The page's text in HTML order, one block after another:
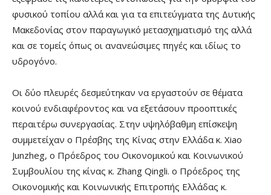
φυσικού τοπίου αλλά και για τα επιτεύγματα της Δυτικής
Μακεδονίας στον παραγωγικό μετασχηματισμό της αλλά
και σε τομείς όπως οι ανανεώσιμες πηγές και ιδίως το
υδρογόνο.
Οι δύο πλευρές δεσμεύτηκαν να εργαστούν σε θέματα
κοινού ενδιαφέροντος και να εξετάσουν προοπτικές
περαιτέρω συνεργασίας. Στην υψηλόβαθμη επίσκεψη
συμμετείχαν ο Πρέσβης της Κίνας στην Ελλάδα κ. Xiao
Junzheg, ο Πρόεδρος του Οικονομικού και Κοινωνικού
Συμβουλίου της κίνας κ. Zhang Qingli. ο Πρόεδρος της
Οικονομικής και Κοινωνικής Επιτροπής Ελλάδας κ.